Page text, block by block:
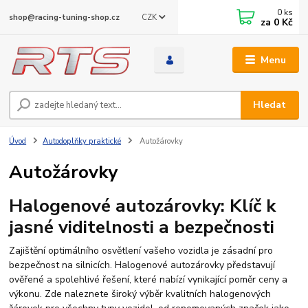
Menu
CZK
Hledat
shop@racing-tuning-shop.cz 0 ks
za 0 Kč
Úvod Autodoplňky praktické Autožárovky
Autožárovky
Halogenové autozárovky: Klíč k
jasné viditelnosti a bezpečnosti
Zajištění optimálního osvětlení vašeho vozidla je zásadní pro
bezpečnost na silnicích. Halogenové autozárovky představují
ověřené a spolehlivé řešení, které nabízí vynikající poměr ceny a
výkonu. Zde naleznete široký výběr kvalitních halogenových